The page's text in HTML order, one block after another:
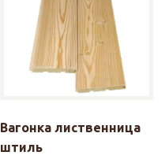
Вагонка лиственница
штиль